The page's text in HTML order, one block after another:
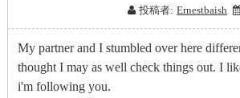
投稿者: Ernestbaish
My partner and I stumbled over here
thought I may as well check things out. I
i'm following you.